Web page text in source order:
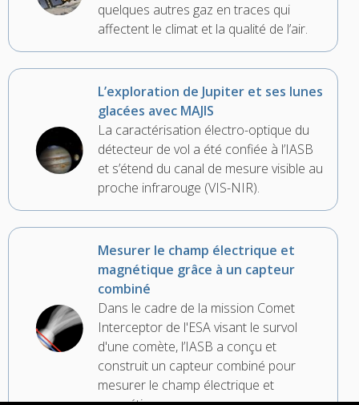
quelques autres gaz en traces qui
affectent le climat et la qualité de l’air.
L’exploration de Jupiter et ses lunes
glacées avec MAJIS
La caractérisation électro-optique du
détecteur de vol a été confiée à l’IASB
et s’étend du canal de mesure visible au
proche infrarouge (VIS-NIR).
Mesurer le champ électrique et
magnétique grâce à un capteur
combiné
Dans le cadre de la mission Comet
Interceptor de l'ESA visant le survol
d'une comète, l’IASB a conçu et
construit un capteur combiné pour
mesurer le champ électrique et